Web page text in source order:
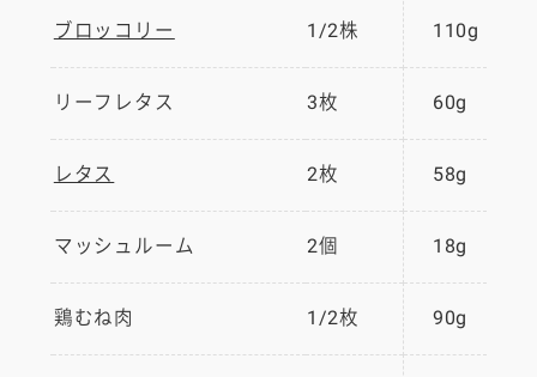
ブロッコリー 1/2株 110g
リーフレタス 3枚 60g
レタス 2枚 58g
マッシュルーム 2個 18g
鶏むね肉 1/2枚 90g